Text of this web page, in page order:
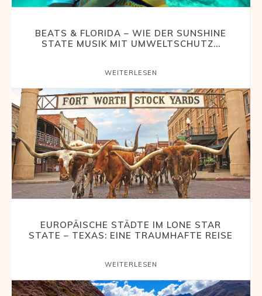
BEATS & FLORIDA – WIE DER SUNSHINE
STATE MUSIK MIT UMWELTSCHUTZ...
WEITERLESEN
EUROPÄISCHE STÄDTE IM LONE STAR
STATE – TEXAS: EINE TRAUMHAFTE REISE
WEITERLESEN